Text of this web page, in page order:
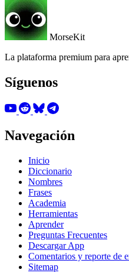
MorseKit
La plataforma premium para
Síguenos
Navegación
Inicio
Diccionario
Nombres
Frases
Academia
Herramientas
Aprender
Preguntas Frecuentes
Descargar App
Comentarios y reporte de
Sitemap